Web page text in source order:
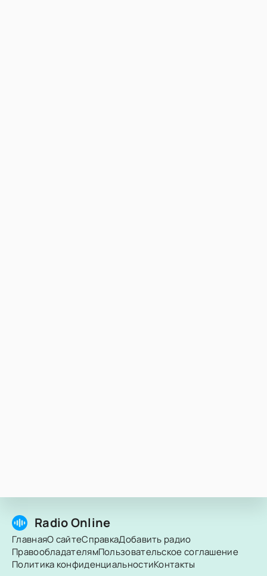
Radio Online
ГлавнаяО сайтеСправкаДобавить радио
ПравообладателямПользовательское соглашение
Политика конфиденциальностиКонтакты